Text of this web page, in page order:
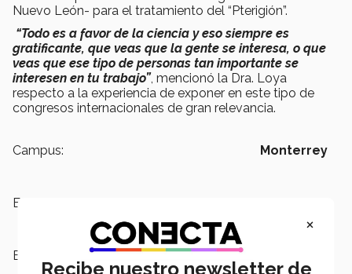
Nuevo León- para el tratamiento del “Pterigión”.
“Todo es a favor de la ciencia y eso siempre es
gratificante, que veas que la gente se interesa, o que
veas que ese tipo de personas tan importante se
interesen en tu trabajo”, mencionó la Dra. Loya
respecto a la experiencia de exponer en este tipo de
congresos internacionales de gran relevancia.
Campus: Monterrey
Escuelas:
Etiquetas:
Escuela de Medicina y Ciencias de
la Salud, Investigación, Salud,
×
Recibe nuestro newsletter de